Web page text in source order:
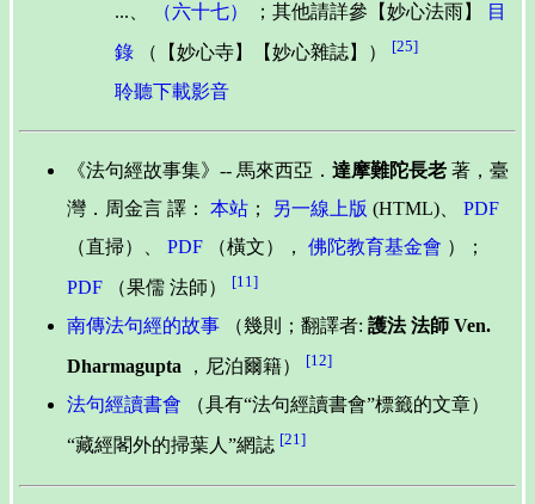
...、
（六十七） ；其他請詳參【妙心法雨】 目
錄 （【妙心寺】【妙心雜誌】） [25]
聆聽下載影音
《法句經故事集》-- 馬來西亞． 達摩難陀長老 著，臺
灣．周金言 譯： 本站 ； 另一線上版 (HTML)、 PDF
（直掃）、 PDF （橫文）， 佛陀教育基金會 ）；
PDF （果儒 法師） [11]
南傳法句經的故事 （幾則；翻譯者: 護法 法師 Ven.
Dharmagupta ，尼泊爾籍） [12]
法句經讀書會 （具有“法句經讀書會”標籤的文章）
“藏經閣外的掃葉人”網誌 [21]